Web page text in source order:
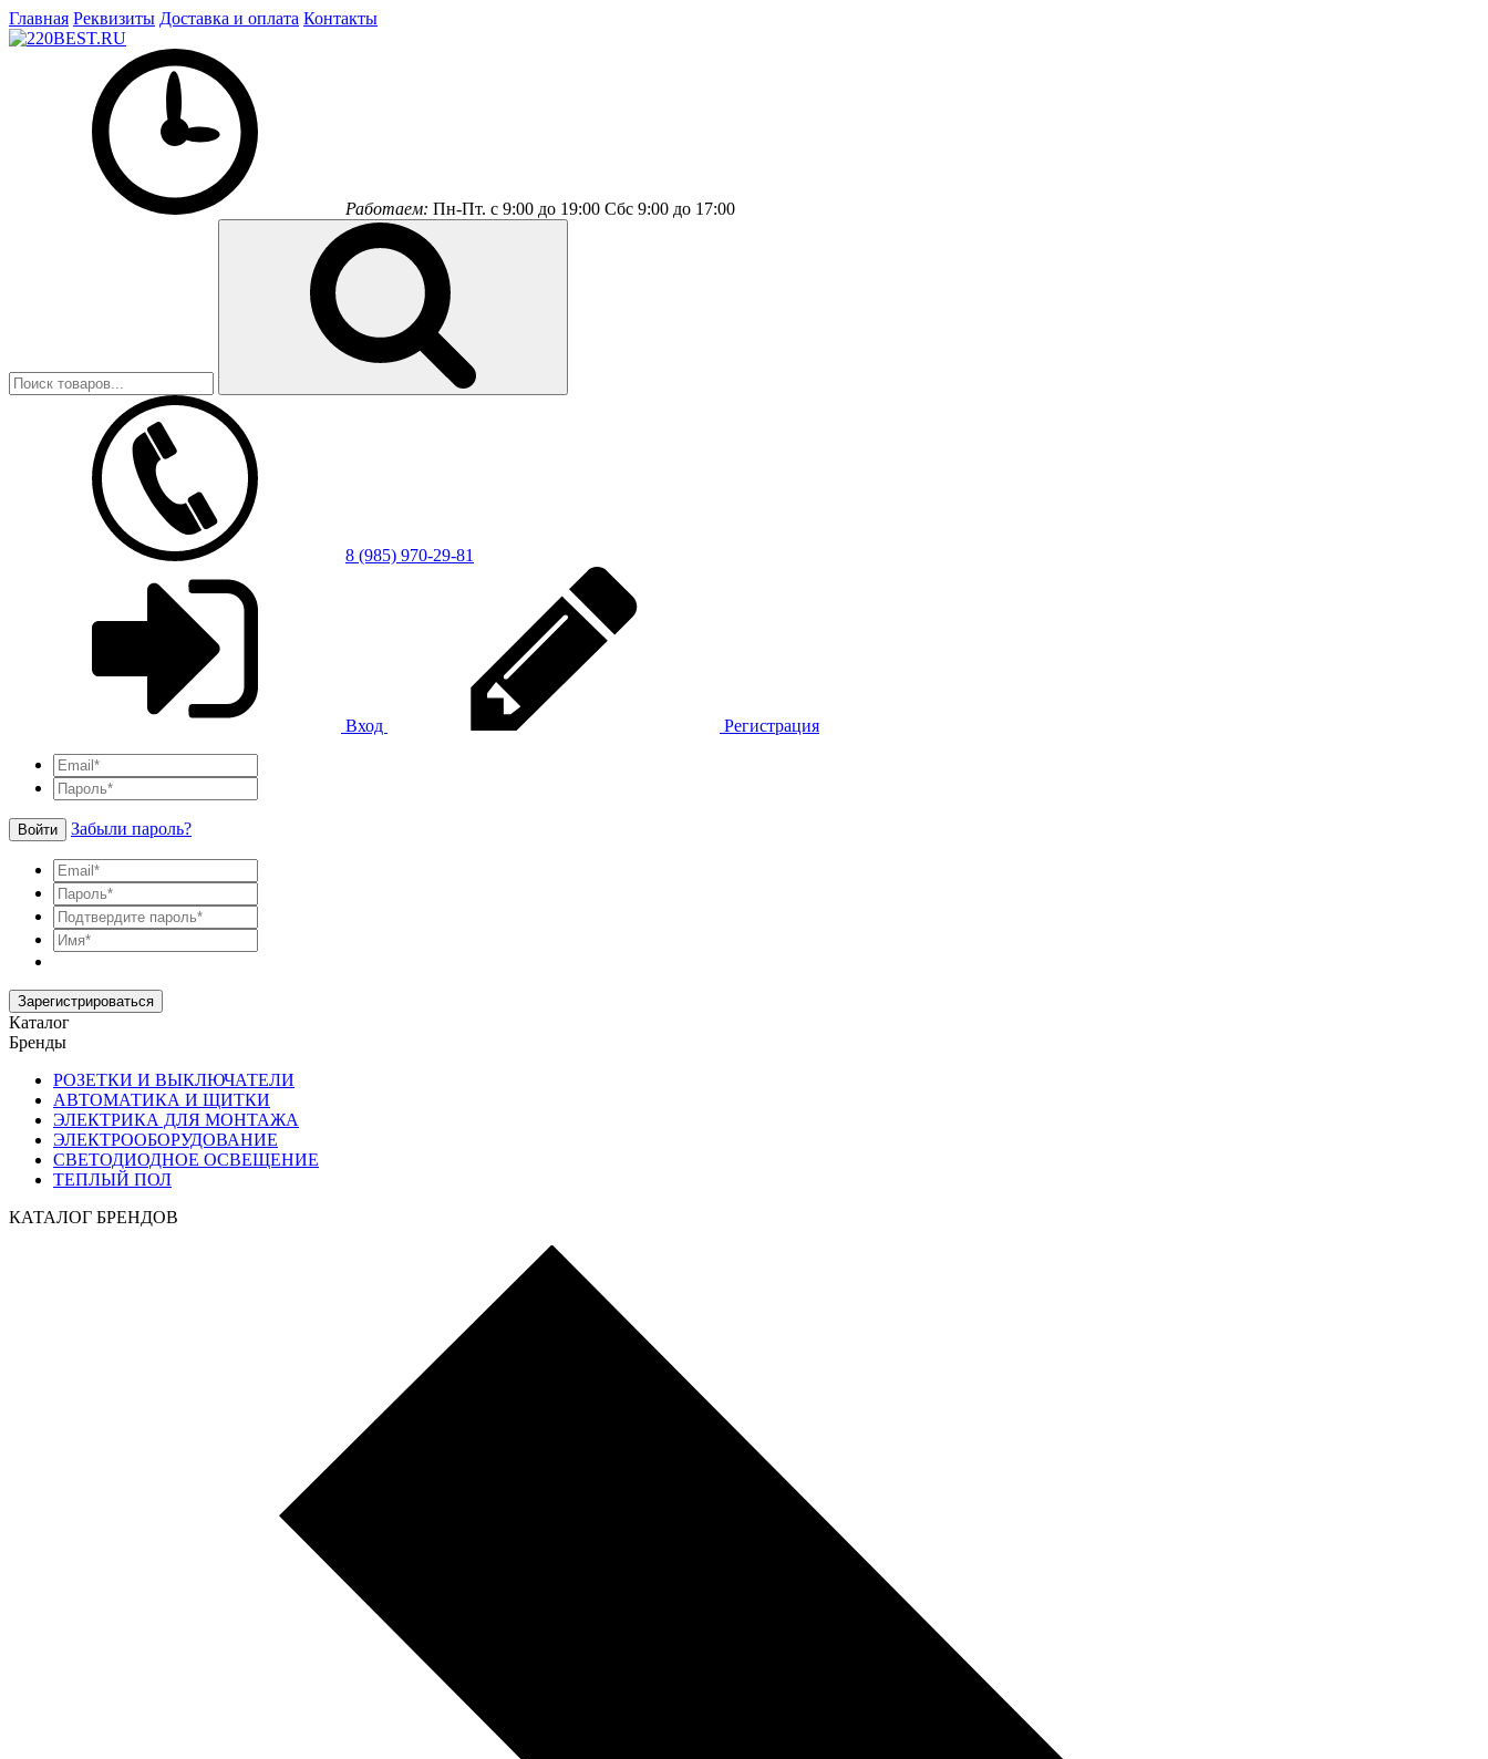
Главная Реквизиты Доставка и оплата Контакты
Работаем: Пн-Пт. с 9:00 до 19:00 Сбс 9:00 до 17:00
8 (985) 970-29-81
Вход Регистрация
Войти Забыли пароль?
Зарегистрироваться
Каталог
Бренды
РОЗЕТКИ И ВЫКЛЮЧАТЕЛИ
АВТОМАТИКА И ЩИТКИ
ЭЛЕКТРИКА ДЛЯ МОНТАЖА
ЭЛЕКТРООБОРУДОВАНИЕ
СВЕТОДИОДНОЕ ОСВЕЩЕНИЕ
ТЕПЛЫЙ ПОЛ
КАТАЛОГ БРЕНДОВ